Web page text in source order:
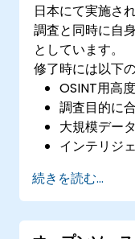
日本にて実施さ
調査と同時に自
としています。
修了時には以下
OSINT用高
調査目的に
大規模デー
インテリジ
最適な調査
続きを読む...